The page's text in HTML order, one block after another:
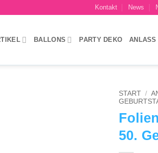
Kontakt News
BALLONS PARTY DEKO ANLASS
START /
50.